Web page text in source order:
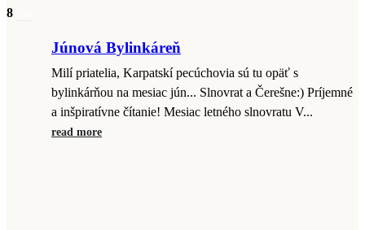
8
Júnová Bylinkáreň
Milí priatelia, Karpatskí pecúchovia sú tu opäť s
bylinkárňou na mesiac jún... Slnovrat a Čerešne:) Príjemné
a inšpiratívne čítanie! Mesiac letného slnovratu V...
read more